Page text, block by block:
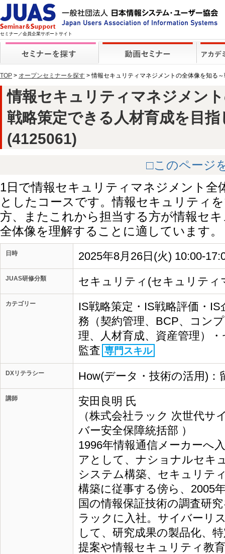
セミナー／会員企業サポートサイト
TOP > オープンセミナーを探す > 情報セキュリティマネジメントの全体像を知る
情報セキュリティマネジメン
戦略策定できる人材育成を目
(4125061)
□このページ
1日で情報セキュリティマネジメント全
としたコースです。情報セキュリティ
方、またこれから担当する方が情報セ
全体像を理解することに適しています。
日時 2025年8月26日(火) 10:00-
JUAS研修分類 セキュリティ(セキュリティ
カテゴリー
IS戦略策定・IS戦略評価・
務（契約管理、BCP、コン
理、人材育成、資産管理）
監査 専門スキル
DXリテラシー How(データ・技術の活用)：
講師
安田良明 氏
（株式会社ラック 次世代
バー安全保障統括部 ）
1996年情報通信メーカーへ
アとして、ナショナルセキ
システム構築、セキュリテ
構築に従事する傍ら、2005
国の情報保証技術の調査研
ラックに入社。サイバーリ
して、研究成果の製品化、
提案や情報セキュリティ教